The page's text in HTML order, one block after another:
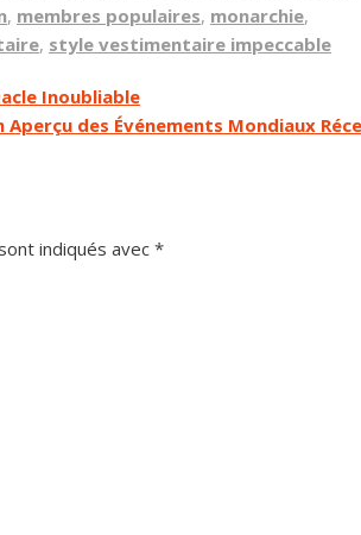
, membres populaires, monarchie,
, style vestimentaire impeccable
Inoubliable
des Événements Mondiaux
indiqués avec*